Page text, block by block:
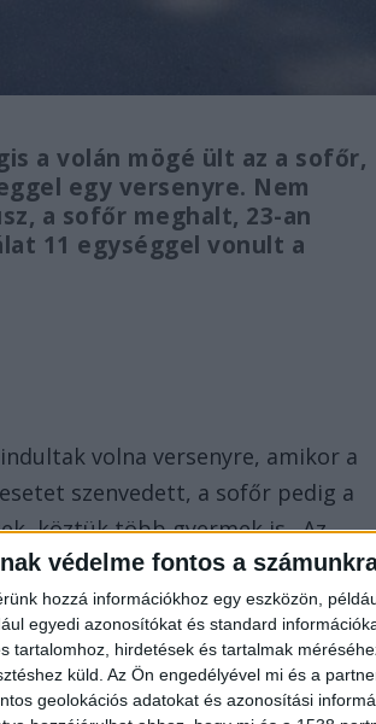
védelme fontos a
hozzá információkhoz egy eszközön,
egyedi azonosítókat és standard
tartalomhoz, hirdetések és tartalmak
küld. Az Ön engedélyével mi és a
geolokációs adatokat és azonosítási
a volán mögé ült az a sofőr,
egy versenyre. Nem
a sofőr meghalt, 23-an
11 egységgel vonult a
volna versenyre, amikor a
szenvedett, a sofőr pedig a
köztük több gyermek is. Az
és rosszullétre panaszkodott.
magát. Egyiküknek állítólag azt
el kell indulnia az útra.
már 341 ezernél is